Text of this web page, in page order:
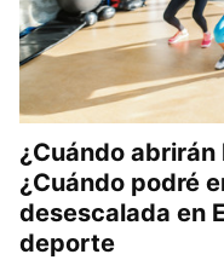
¿Cuándo
¿Cuándo podré
desescalada en
deporte